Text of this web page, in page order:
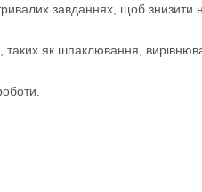
завданнях, щоб знизити
таких як шпаклювання,